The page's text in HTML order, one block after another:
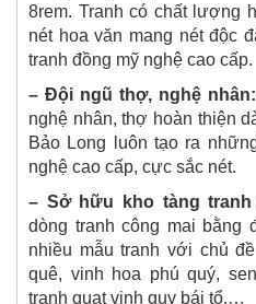
8rem. Tranh có chất lượng
nét hoa văn mang nét độc
tranh đồng mỹ nghệ cao cấp.
– Đội ngũ thợ, nghệ nhân:
nghệ nhân, thợ hoàn thiện
Bảo Long luôn tạo ra
nghệ cao cấp, cực sắc nét.
– Sở hữu kho tàng
dòng tranh công mai bằng
nhiều mẫu tranh với chủ
quê, vinh hoa phú quý,
tranh quạt vinh quy bái tổ.…